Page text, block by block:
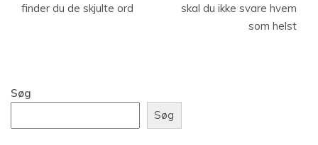
finder du de skjulte ord
skal du ikke svare hvem
som helst
Søg
Søg